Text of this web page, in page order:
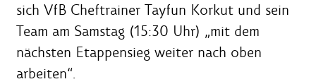
sich VfB Cheftrainer Tayfun Korkut und sein
Team am Samstag (15:30 Uhr) „mit dem
nächsten Etappensieg weiter nach oben
arbeiten“.